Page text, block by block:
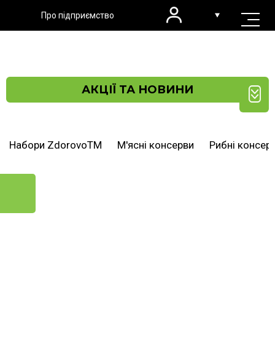
Про підприємство
АКЦІЇ ТА НОВИНИ
Набори ZdorovoTM М'ясні консерви Рибні